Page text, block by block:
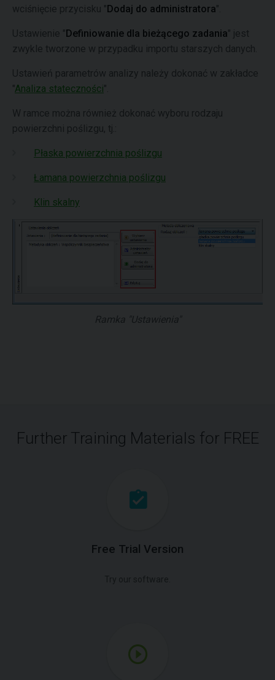
wciśnięcie przycisku "Dodaj do administratora".
Ustawienie "Definiowanie dla bieżącego zadania" jest
zwykle tworzone w przypadku importu starszych danych.
Ustawień parametrów analizy należy dokonać w zakładce
"Analiza stateczności".
W ramce można również dokonać wyboru rodzaju
powierzchni poślizgu, tj.:
Płaska powierzchnia poślizgu
Łamana powierzchnia poślizgu
Klin skalny
Ramka "Ustawienia"
Further Training Materials for FREE
Free Trial Version